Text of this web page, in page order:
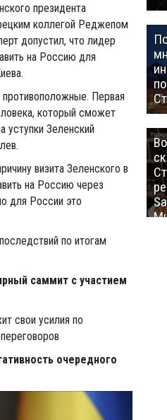
президента
коллегой Реджепом
допустил, что лидер
на Россию для
Первая
который сможет
уступки Зеленский
визита Зеленского в
на Россию через
для России это
по итогам
саммит с участием
свои усилия по
очередного